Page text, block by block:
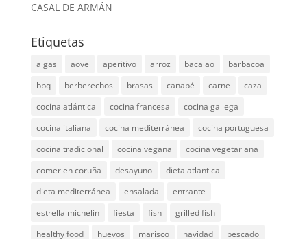
CASAL DE ARMÁN
Etiquetas
algas aove aperitivo arroz bacalao
barbacoa
bbq
berberechos brasas canapé carne
caza
cocina atlántica
cocina francesa
cocina gallega
cocina italiana
cocina mediterránea
cocina portuguesa
cocina tradicional
cocina vegana
cocina vegetariana
comer en coruña
desayuno
dieta atlantica
dieta mediterránea
ensalada
entrante
estrella michelin
fiesta fish
grilled fish
healthy food
huevos marisco navidad
pescado